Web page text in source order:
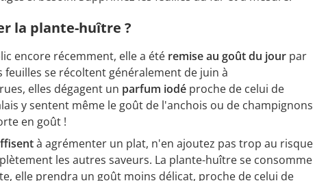
la plante-huître ?
encore récemment, elle a été remise au goût du jour par
feuilles se récoltent généralement de juin à
elles dégagent un parfum iodé proche de celui de
y sentent même le goût de l'anchois ou de champignons
en goût !
à agrémenter un plat, n'en ajoutez pas trop au risque
les autres saveurs. La plante-huître se consomme
elle prendra un goût moins délicat, proche de celui de